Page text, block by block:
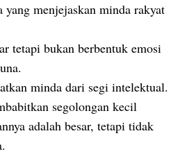
yang menjejaskan minda rakyat
tetapi bukan berbentuk emosi
minda dari segi intelektual.
segolongan kecil
adalah besar, tetapi tidak